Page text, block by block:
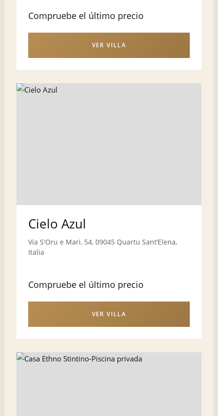
Compruebe el último precio
VER VILLA
Cielo Azul
Via S'Oru e Mari, 54, 09045 Quartu SantʼElena,
Italia
Compruebe el último precio
VER VILLA